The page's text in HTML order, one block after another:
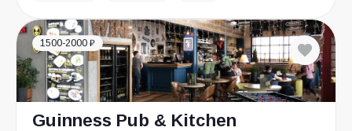
1500-2000 ₽
Guinness Pub & Kitchen